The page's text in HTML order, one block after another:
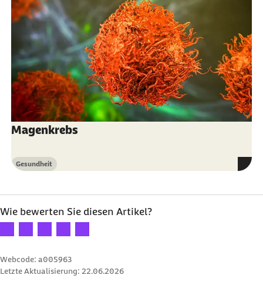
Magenkrebs
Kategorie
Gesundheit
Wie bewerten Sie diesen Artikel?
Webcode: a005963
Letzte Aktualisierung: 22.06.2026